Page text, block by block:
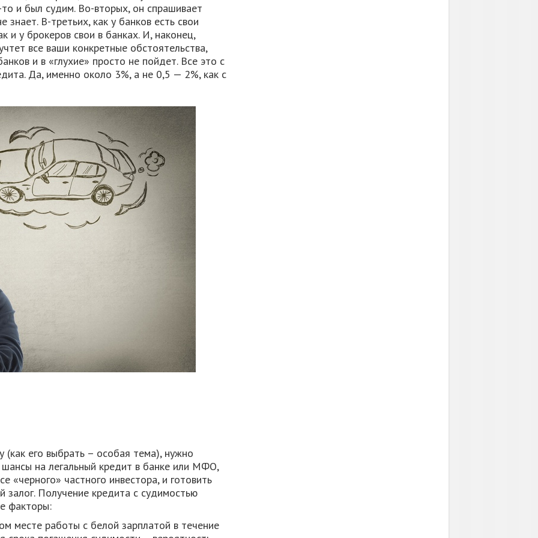
и был судим. Во-вторых, он спрашивает
знает. В-третьих, как у банков есть свои
у брокеров свои в банках. И, наконец,
все ваши конкретные обстоятельства,
и в «глухие» просто не пойдет. Все это с
Да, именно около 3%, а не 0,5 — 2%, как с
его выбрать – особая тема), нужно
на легальный кредит в банке или МФО,
«черного» частного инвестора, и готовить
залог. Получение кредита с судимостью
факторы:
месте работы с белой зарплатой в течение